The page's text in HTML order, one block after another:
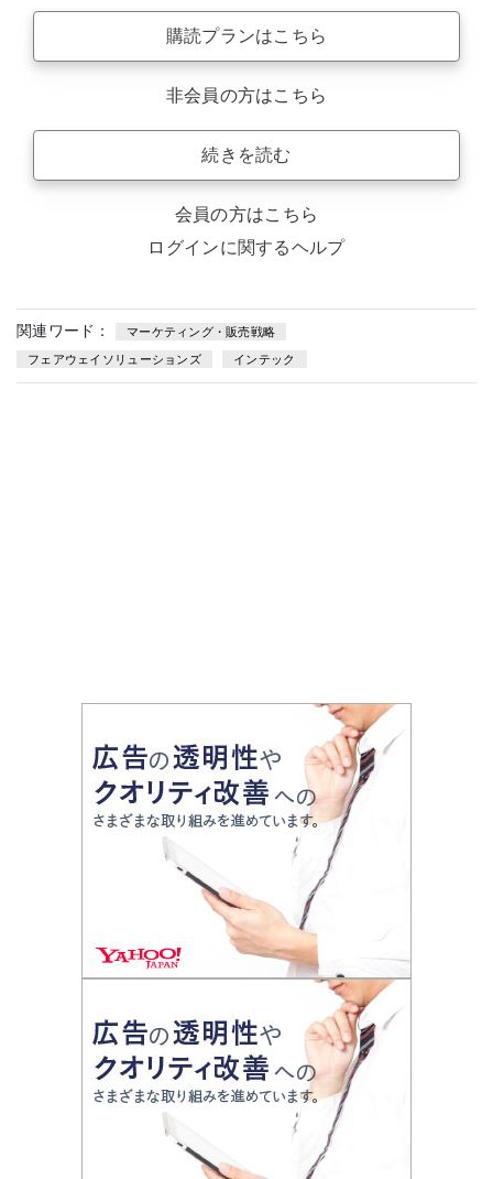
購読プランはこちら
非会員の方はこちら
続きを読む
会員の方はこちら
ログインに関するヘルプ
関連ワード： マーケティング・販売戦略
フェアウェイソリューションズ インテック